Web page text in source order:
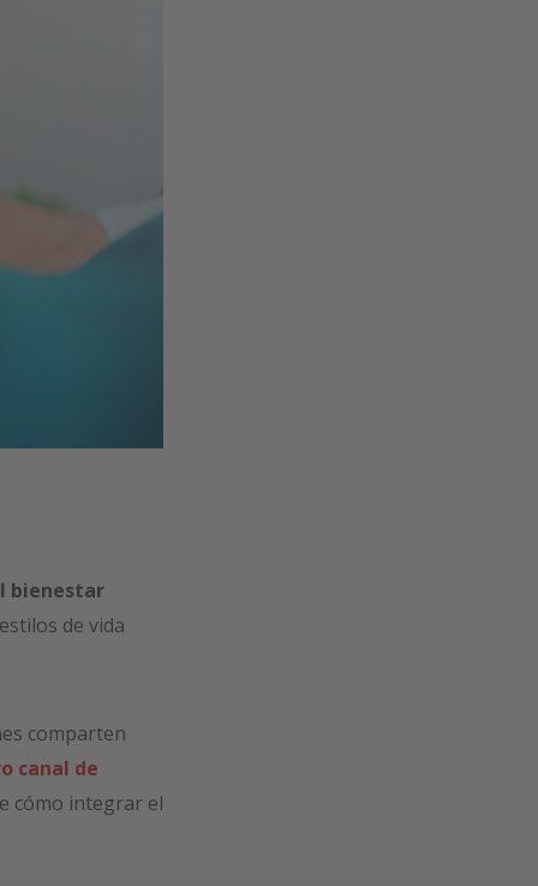
bienestar
de vida
comparten
canal de
cómo integrar el